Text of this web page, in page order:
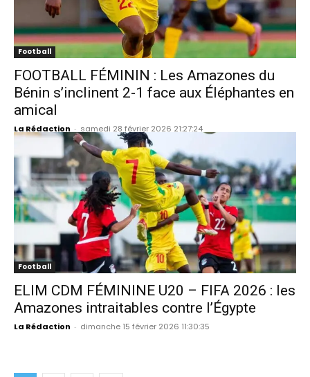
Football
FOOTBALL FÉMININ : Les Amazones du
Bénin s’inclinent 2-1 face aux Éléphantes en
amical
La Rédaction - samedi 28 février 2026 21:27:24
Football
ELIM CDM FÉMININE U20 – FIFA 2026 : les
Amazones intraitables contre l’Égypte
La Rédaction - dimanche 15 février 2026 11:30:35